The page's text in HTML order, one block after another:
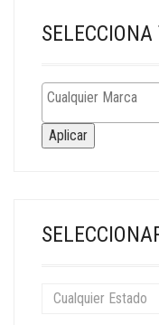
Aplicar
Cualquier Estado